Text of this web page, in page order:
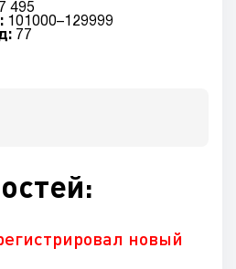
495
101000–129999
77
новый